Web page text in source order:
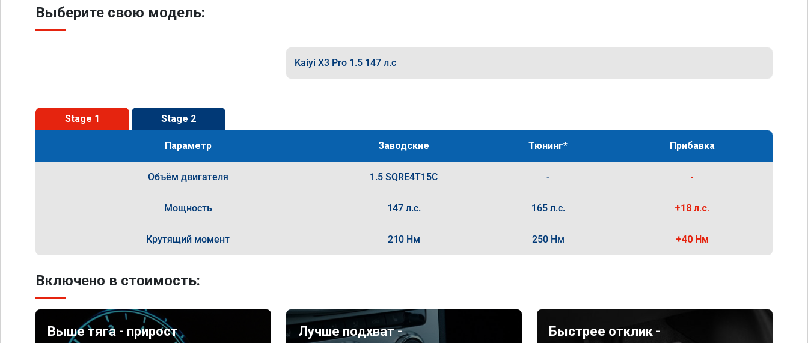
Выберите свою модель:
Kaiyi X3 Pro 1.5 147 л.с
Stage 1 Stage 2
Параметр Заводские Тюнинг* Прибавка
Объём двигателя 1.5 SQRE4T15C - -
Мощность 147 л.с. 165 л.с. +18 л.с.
Крутящий момент 210 Нм 250 Нм +40 Нм
Включено в стоимость:
Выше тяга - прирост
Лучше подхват -
Быстрее отклик -